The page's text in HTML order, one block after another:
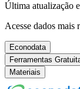
Última atualização
Acesse dados mais
Econodata
Ferramentas
Materiais